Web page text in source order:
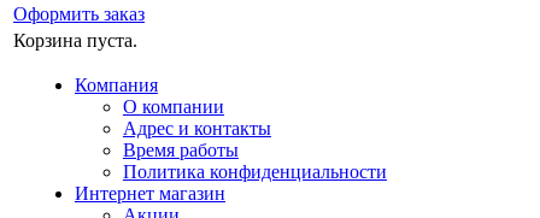
Оформить заказ
Корзина пуста.
Компания
О компании
Адрес и контакты
Время работы
Политика конфиденциальности
Интернет магазин